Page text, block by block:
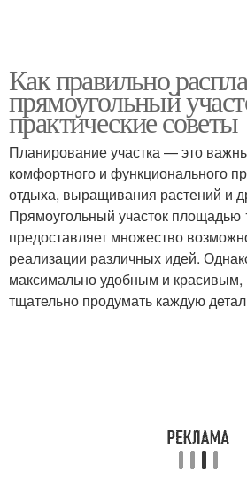
Как правильно
прямоугольный
практические советы
Планирование участка — это
комфортного и функционального
отдыха, выращивания растений и
Прямоугольный участок площадью
предоставляет множество
реализации различных идей.
максимально удобным и
тщательно продумать каждую